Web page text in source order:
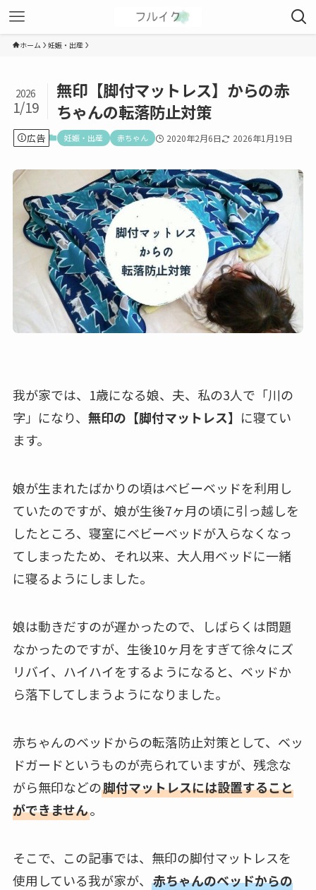
ホーム 妊娠・出産
無印【脚付マットレス】からの赤
ちゃんの転落防止対策
2026
1/19
広告 妊娠・出産 赤ちゃん 2020年2月6日 2026年1月19日
我が家では、1歳になる娘、夫、私の3人で「川の
字」になり、 無印の【脚付マットレス】 に寝てい
ます。
娘が生まれたばかりの頃はベビーベッドを利用し
ていたのですが、娘が生後7ヶ月の頃に引っ越しを
したところ、寝室にベビーベッドが入らなくなっ
てしまったため、それ以来、大人用ベッドに一緒
に寝るようにしました。
娘は動きだすのが遅かったので、しばらくは問題
なかったのですが、生後10ヶ月をすぎて徐々にズ
リバイ、ハイハイをするようになると、ベッドか
ら落下してしまうようになりました。
赤ちゃんのベッドからの転落防止対策として、ベッ
ドガードというものが売られていますが、残念な
がら無印などの脚付マットレスには設置すること
ができません。
そこで、この記事では、 無印の脚付マットレスを
使用している我が家が、 赤ちゃんのベッドからの